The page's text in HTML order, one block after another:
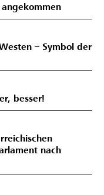
– Symbol der
besser!
nach